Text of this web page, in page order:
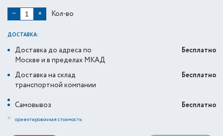
− + Кол-во
ДОСТАВКА:
Доставка до адреса по
Москве и в пределах МКАД
Бесплатно
Доставка на склад
транспортной компании
Бесплатно
Самовывоз
Бесплатно
* ориентировочная стоимость